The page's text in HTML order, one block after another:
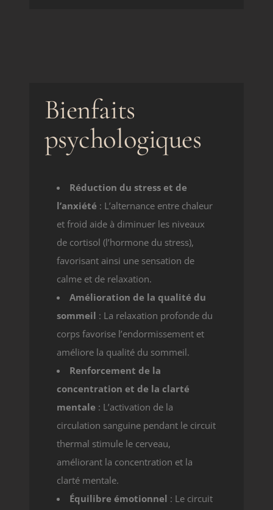
Bienfaits
psychologiques
Réduction du stress et de
l’anxiété : L’alternance entre chaleur
et froid aide à diminuer les niveaux
de cortisol (l’hormone du stress),
favorisant ainsi une sensation de
calme et de relaxation.
Amélioration de la qualité du
sommeil : La relaxation profonde du
corps favorise l’endormissement et
améliore la qualité du sommeil.
Renforcement de la
concentration et de la clarté
mentale : L’activation de la
circulation sanguine pendant le circuit
thermal stimule le cerveau,
améliorant la concentration et la
clarté mentale.
Équilibre émotionnel : Le circuit